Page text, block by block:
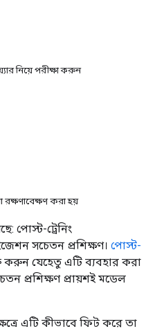
নিয়ে পরীক্ষা করুন
রক্ষণাবেক্ষণ করা হয়
পোস্ট-ট্রেনিং
সচেতন প্রশিক্ষণ। পোস্ট-
করুন যেহেতু এটি ব্যবহার করা
প্রশিক্ষণ প্রায়শই মডেল
এটি কীভাবে ফিট করে তা